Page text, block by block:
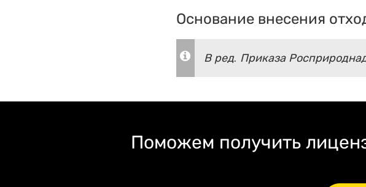
Основание внесения
В ред. Приказа
Поможем получить